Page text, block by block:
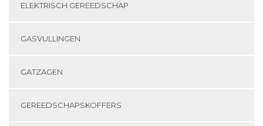
ELEKTRISCH GEREEDSCHAP
GASVULLINGEN
GATZAGEN
GEREEDSCHAPSKOFFERS